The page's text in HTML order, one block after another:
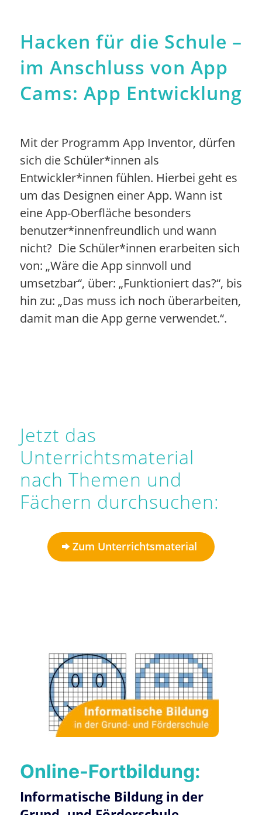
Hacken für die Schule –
im Anschluss von App
Cams: App Entwicklung
Mit der Programm App Inventor, dürfen
sich die Schüler*innen als
Entwickler*innen fühlen. Hierbei geht es
um das Designen einer App. Wann ist
eine App-Oberfläche besonders
benutzer*innenfreundlich und wann
nicht? Die Schüler*innen erarbeiten sich
von: „Wäre die App sinnvoll und
umsetzbar“, über: „Funktioniert das?“, bis
hin zu: „Das muss ich noch überarbeiten,
damit man die App gerne verwendet.“.
Jetzt das
Unterrichtsmaterial
nach Themen und
Fächern durchsuchen:
Zum Unterrichtsmaterial
Online-Fortbildung:
Informatische Bildung in der